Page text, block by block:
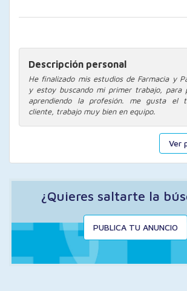
Ver
Descripción personal
He finalizado mis estudios de Farmacia y
y estoy buscando mi primer trabajo, para
aprendiendo la profesión. me gusta el
cliente, trabajo muy bien en equipo.
¿Quieres saltarte la
PUBLICA TU ANUNCIO